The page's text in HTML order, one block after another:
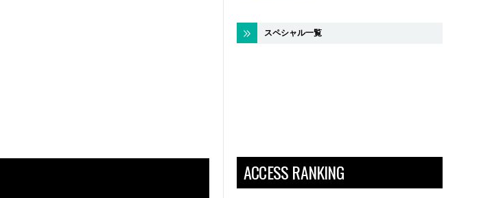
スペシャル一覧
ACCESS RANKING